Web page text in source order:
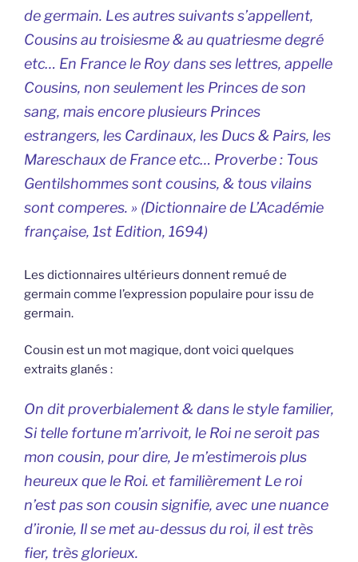
de germain. Les autres suivants s’appellent,
Cousins au troisiesme & au quatriesme degré
etc… En France le Roy dans ses lettres, appelle
Cousins, non seulement les Princes de son
sang, mais encore plusieurs Princes
estrangers, les Cardinaux, les Ducs & Pairs, les
Mareschaux de France etc… Proverbe : Tous
Gentilshommes sont cousins, & tous vilains
sont comperes. » (Dictionnaire de L’Académie
française, 1st Edition, 1694)
Les dictionnaires ultérieurs donnent remué de
germain comme l’expression populaire pour issu de
germain.
Cousin est un mot magique, dont voici quelques
extraits glanés :
On dit proverbialement & dans le style familier,
Si telle fortune m’arrivoit, le Roi ne seroit pas
mon cousin, pour dire, Je m’estimerois plus
heureux que le Roi. et familièrement Le roi
n’est pas son cousin signifie, avec une nuance
d’ironie, Il se met au-dessus du roi, il est très
fier, très glorieux.